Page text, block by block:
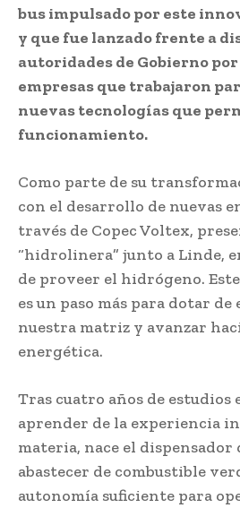
bus impulsado por este
y que fue lanzado frente a
autoridades de Gobierno
empresas que trabajaron
nuevas tecnologías que
funcionamiento.
Como parte de su
con el desarrollo de nuevas
través de Copec Voltex,
“hidrolinera” junto a Linde,
de proveer el hidrógeno.
es un paso más para dotar
nuestra matriz y avanzar
energética.
Tras cuatro años de estudios
aprender de la experiencia
materia, nace el
abastecer de combustible
autonomía suficiente para